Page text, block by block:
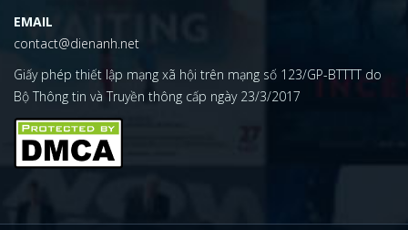
EMAIL
contact@dienanh.net
Giấy phép thiết lập mạng xã hội trên mạng số 123/GP-BTTTT do
Bộ Thông tin và Truyền thông cấp ngày 23/3/2017